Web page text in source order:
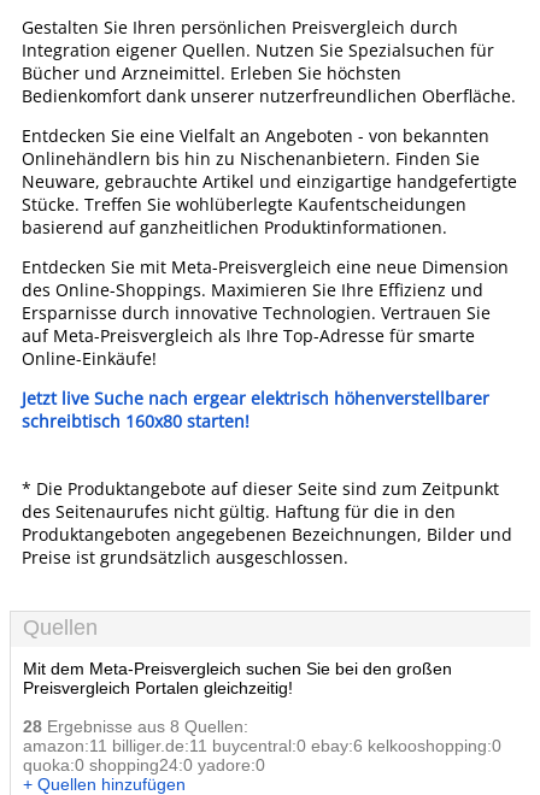
Gestalten Sie Ihren persönlichen Preisvergleich durch
Integration eigener Quellen. Nutzen Sie Spezialsuchen für
Bücher und Arzneimittel. Erleben Sie höchsten
Bedienkomfort dank unserer nutzerfreundlichen Oberfläche.
Entdecken Sie eine Vielfalt an Angeboten - von bekannten
Onlinehändlern bis hin zu Nischenanbietern. Finden Sie
Neuware, gebrauchte Artikel und einzigartige handgefertigte
Stücke. Treffen Sie wohlüberlegte Kaufentscheidungen
basierend auf ganzheitlichen Produktinformationen.
Entdecken Sie mit Meta-Preisvergleich eine neue Dimension
des Online-Shoppings. Maximieren Sie Ihre Effizienz und
Ersparnisse durch innovative Technologien. Vertrauen Sie
auf Meta-Preisvergleich als Ihre Top-Adresse für smarte
Online-Einkäufe!
Jetzt live Suche nach ergear elektrisch höhenverstellbarer
schreibtisch 160x80 starten!
* Die Produktangebote auf dieser Seite sind zum Zeitpunkt
des Seitenaurufes nicht gültig. Haftung für die in den
Produktangeboten angegebenen Bezeichnungen, Bilder und
Preise ist grundsätzlich ausgeschlossen.
Quellen
Mit dem Meta-Preisvergleich suchen Sie bei den großen
Preisvergleich Portalen gleichzeitig!
28 Ergebnisse aus 8 Quellen:
amazon:11 billiger.de:11 buycentral:0 ebay:6 kelkooshopping:0
quoka:0 shopping24:0 yadore:0
+ Quellen hinzufügen